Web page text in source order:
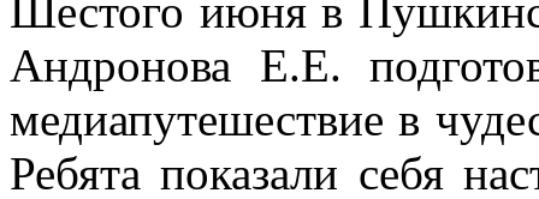
Шестого июня в
Андронова Е.Е.
медиапутешествие в
Ребята показали себя